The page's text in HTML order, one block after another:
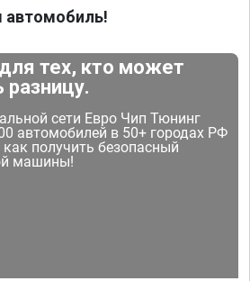
автомобиль!
тех, кто может
разницу.
сети Евро Чип Тюнинг
автомобилей в 50+ городах РФ
получить безопасный
машины!